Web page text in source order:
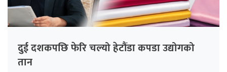
दुई दशकपछि फेरि चल्यो हेटौंडा कपडा उद्योगको
तान